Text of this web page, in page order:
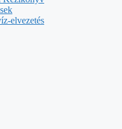
elvezetés